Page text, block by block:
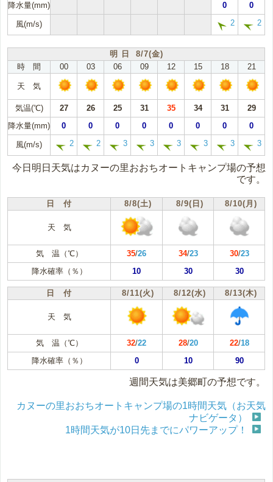
降水量(mm)
0 0
風(m/s) 2 2
明 日 8/7(金)
時 間
00 03 06 09 12 15 18 21
天 気
気温(℃) 27 26 25 31 35 34 31
29
降水量(mm)
0 0 0 0 0 0 0 0
風(m/s) 2 2 3 3 3 3 3 3
今日明日天気はカヌーの里おおちオートキャンプ場の予想
です。
日 付 8/8(土) 8/9(日) 8/10(月)
天 気
気 温（℃） 35/26 34/23 30/23
降水確率（％）
10 30 30
日 付 8/11(火) 8/12(水) 8/13(木)
天 気
気 温（℃） 32/22 28/20 22/18
降水確率（％）
0 10 90
週間天気は美郷町の予想です。
カヌーの里おおちオートキャンプ場の1時間天気（お天気
ナビゲータ）
1時間天気が10日先までにパワーアップ！